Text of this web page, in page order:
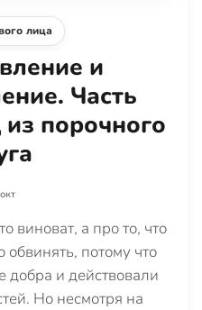
лица
и
Часть
порочного
виноват, а про то, что
обвинять, потому что
добра и действовали
Но несмотря на